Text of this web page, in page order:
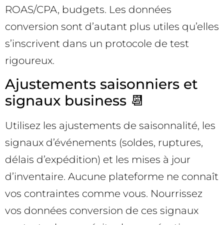
ROAS/CPA, budgets. Les données
conversion sont d’autant plus utiles qu’elles
s’inscrivent dans un protocole de test
rigoureux.
Ajustements saisonniers et
signaux business 📆
Utilisez les ajustements de saisonnalité, les
signaux d’événements (soldes, ruptures,
délais d’expédition) et les mises à jour
d’inventaire. Aucune plateforme ne connaît
vos contraintes comme vous. Nourrissez
vos données conversion de ces signaux